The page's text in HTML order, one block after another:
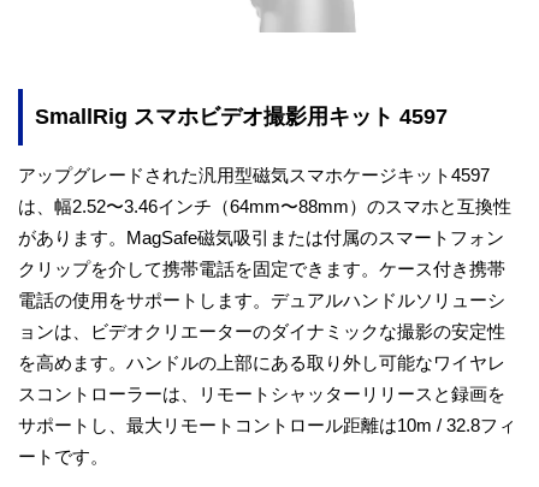
SmallRig スマホビデオ撮影用キット 4597
アップグレードされた汎用型磁気スマホケージキット4597
は、幅2.52〜3.46インチ（64mm〜88mm）のスマホと互換性
があります。MagSafe磁気吸引または付属のスマートフォン
クリップを介して携帯電話を固定できます。ケース付き携帯
電話の使用をサポートします。デュアルハンドルソリューシ
ョンは、ビデオクリエーターのダイナミックな撮影の安定性
を高めます。ハンドルの上部にある取り外し可能なワイヤレ
スコントローラーは、リモートシャッターリリースと録画を
サポートし、最大リモートコントロール距離は10m / 32.8フィ
ートです。